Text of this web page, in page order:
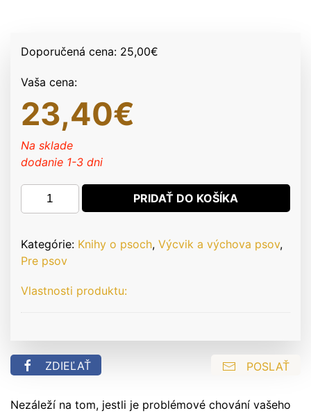
Doporučená cena: 25,00€
Vaša cena:
23,40€
Na sklade
dodanie 1-3 dni
množstvo
Trénink
úpravu
chování
Grisha
PRIDAŤ DO KOŠÍKA
Kategórie: Knihy o psoch, Výcvik a výchova psov,
Pre psov
Vlastnosti produktu:
ZDIEĽAŤ POSLAŤ
Nezáleží na tom, jestli je problémové chování vašeho